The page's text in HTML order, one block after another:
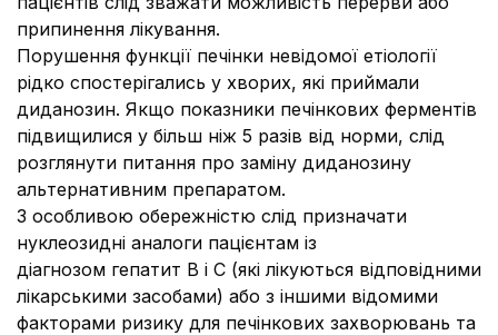
припинення лікування.
Порушення функції печінки невідомої етіології
рідко спостерігались у хворих, які приймали
диданозин. Якщо показники печінкових ферментів
підвищилися у більш ніж 5 разів від норми, слід
розглянути питання про заміну диданозину
альтернативним препаратом.
З особливою обережністю слід призначати
нуклеозидні аналоги пацієнтам із
діагнозом гепатит В і С (які лікуються відповідними
лікарськими засобами) або з іншими відомими
факторами ризику для печінкових захворювань та